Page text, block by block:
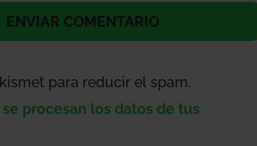
para reducir el spam.
procesan los datos de tus